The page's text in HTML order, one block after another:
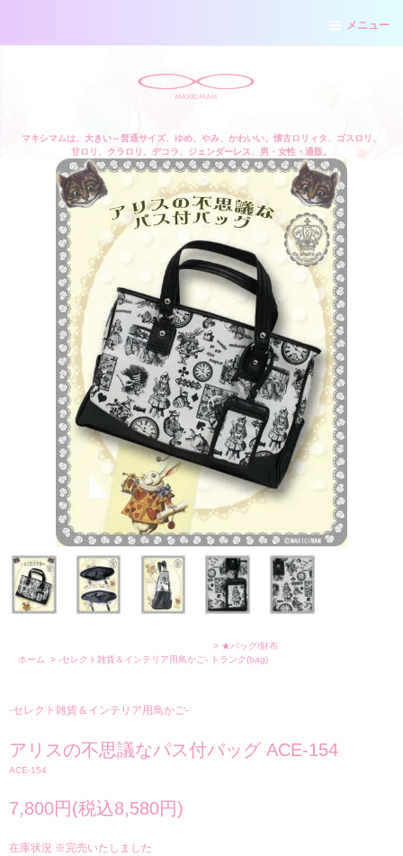
メニュー
マキシマムは、大きい～普通サイズ、ゆめ、やみ、かわいい、懐古ロリィタ、ゴスロリ、
甘ロリ、クラロリ、デコラ、ジェンダーレス、男・女性・通販。
ホーム > -セレクト雑貨＆インテリア用鳥かご-
> ★バッグ/財布
トランク(bag)
-セレクト雑貨＆インテリア用鳥かご-
アリスの不思議なパス付バッグ ACE-154
ACE-154
7,800円(税込8,580円)
在庫状況 ※完売いたしました